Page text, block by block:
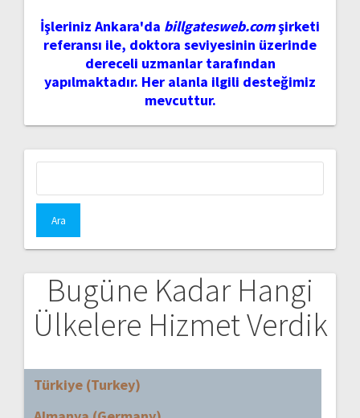
İşleriniz Ankara'da billgatesweb.comşirketi
referansı ile, doktora seviyesinin üzerinde
dereceli uzmanlar tarafından
yapılmaktadır. Her alanla ilgili desteğimiz
mevcuttur.
Bugüne Kadar Hangi
Ülkelere Hizmet Verdik
Türkiye (Turkey)